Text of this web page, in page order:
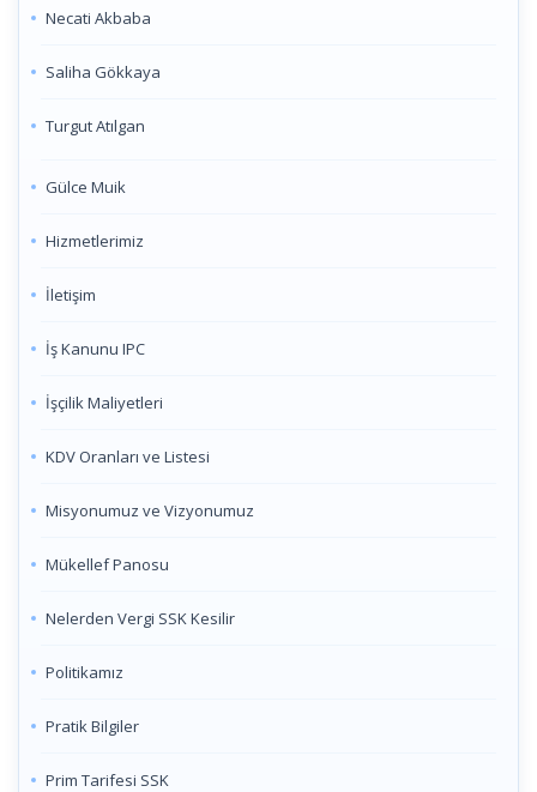
Necati Akbaba
Saliha Gökkaya
Turgut Atılgan
Gülce Muik
Hizmetlerimiz
İletişim
İş Kanunu IPC
İşçilik Maliyetleri
KDV Oranları ve Listesi
Misyonumuz ve Vizyonumuz
Mükellef Panosu
Nelerden Vergi SSK Kesilir
Politikamız
Pratik Bilgiler
Prim Tarifesi SSK